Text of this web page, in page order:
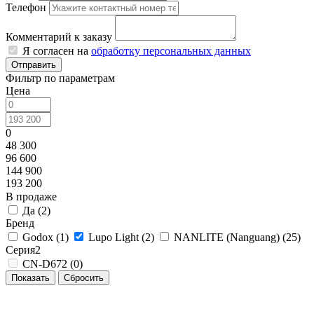
Телефон
Комментарий к заказу
Я согласен на обработку персональных данных
Отправить
Фильтр по параметрам
Цена
0
48 300
96 600
144 900
193 200
В продаже
Да (2)
Бренд
Godox (1) Lupo Light (2) NANLITE (Nanguang) (25)
Серия2
CN-D672 (0)
Сбросить